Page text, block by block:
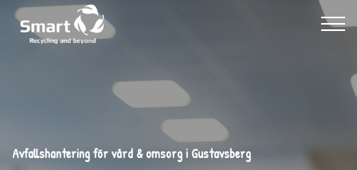
Avfallshantering för vård & omsorg i Gustavsberg